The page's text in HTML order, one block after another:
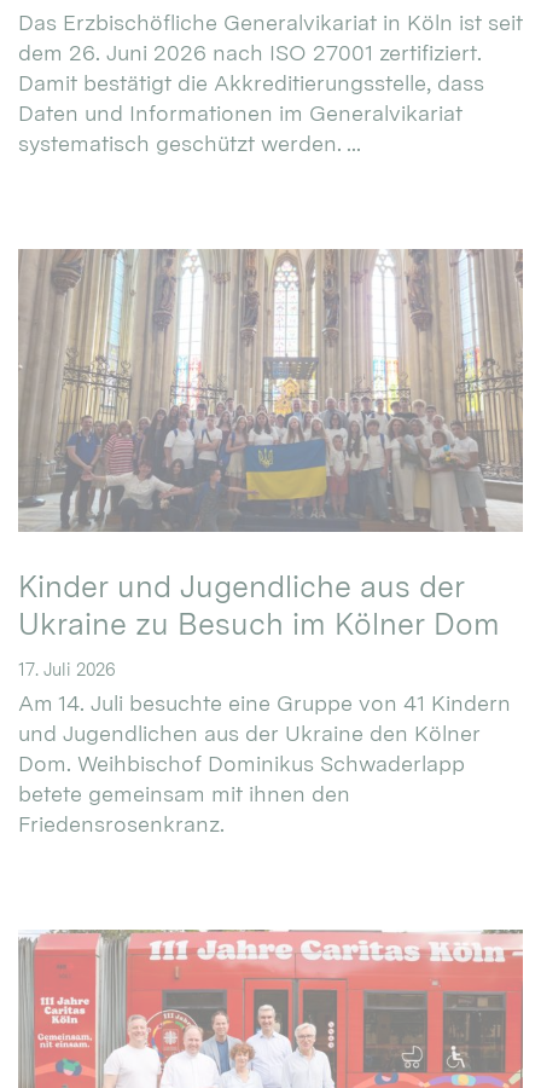
Das Erzbischöfliche Generalvikariat in Köln ist seit
dem 26. Juni 2026 nach ISO 27001 zertifiziert.
Damit bestätigt die Akkreditierungsstelle, dass
Daten und Informationen im Generalvikariat
systematisch geschützt werden. ...
Kinder und Jugendliche aus der
Ukraine zu Besuch im Kölner Dom
17. Juli 2026
Am 14. Juli besuchte eine Gruppe von 41 Kindern
und Jugendlichen aus der Ukraine den Kölner
Dom. Weihbischof Dominikus Schwaderlapp
betete gemeinsam mit ihnen den
Friedensrosenkranz.